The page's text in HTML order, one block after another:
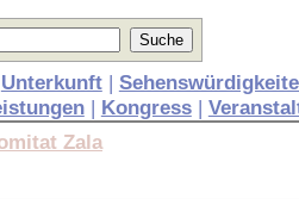
Unterkunft|
| Kongress|
Zala